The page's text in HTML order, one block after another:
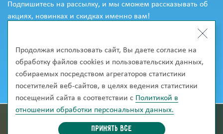
Продолжая использовать сайт, Вы даете согласие на
обработку файлов cookies и пользовательских данных,
собираемых посредством агрегаторов статистики
посетителей веб-сайтов, в целях ведения статистики
посещений сайта в соответствии с Политикой в
отношении обработки персональных данных.
Принять все
Подпишитесь на рассылку, и мы сможем рассказывать об
акциях, новинках и скидках именно вам!
информация для покупателей